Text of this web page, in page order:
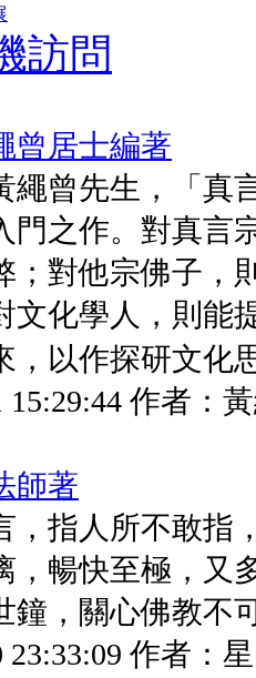
居士編著
繩曾先生，「真
門之作。對真言
；對他宗佛子，
文化學人，則能
以作探研文化
15:29:44 作者：
師著
，指人所不敢指
，暢快至極，又
鐘，關心佛教不
23:33:09 作者：